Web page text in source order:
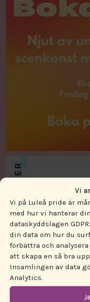
Vi
Vi på Luleå pride är
med hur vi hanterar
dataskyddslagen
din data om hur du
förbättra och
att skapa en så bra
Insamlingen av data
Analytics.